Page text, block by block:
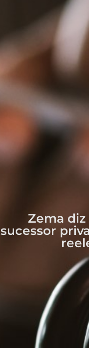
Zema
sucessor